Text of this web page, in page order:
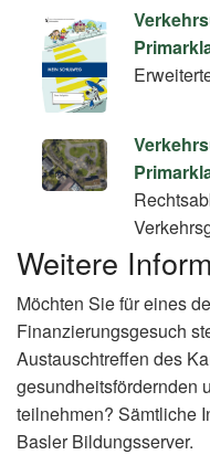
Weitere
Möchten Sie für eines
Finanzierungsgesuch
Austauschtreffen des
gesundheitsfördernden
teilnehmen? Sämtliche
Basler Bildungsserver.